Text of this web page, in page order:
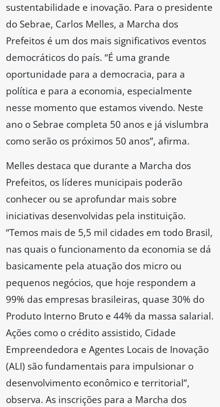
sustentabilidade e inovação. Para o presidente
do Sebrae, Carlos Melles, a Marcha dos
Prefeitos é um dos mais significativos eventos
democráticos do país. “É uma grande
oportunidade para a democracia, para a
política e para a economia, especialmente
nesse momento que estamos vivendo. Neste
ano o Sebrae completa 50 anos e já vislumbra
como serão os próximos 50 anos”, afirma.
Melles destaca que durante a Marcha dos
Prefeitos, os líderes municipais poderão
conhecer ou se aprofundar mais sobre
iniciativas desenvolvidas pela instituição.
“Temos mais de 5,5 mil cidades em todo Brasil,
nas quais o funcionamento da economia se dá
basicamente pela atuação dos micro ou
pequenos negócios, que hoje respondem a
99% das empresas brasileiras, quase 30% do
Produto Interno Bruto e 44% da massa salarial.
Ações como o crédito assistido, Cidade
Empreendedora e Agentes Locais de Inovação
(ALI) são fundamentais para impulsionar o
desenvolvimento econômico e territorial”,
observa. As inscrições para a Marcha dos